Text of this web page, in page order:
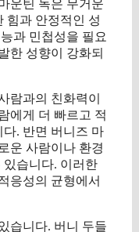
운틴 독은 무거운
힘과 안정적인 성
과 민첩성을 필요
한 성향이 강화되
람과의 친화력이
에게 더 빠르고 적
. 반면 버니즈 마
운 사람이나 환경
있습니다. 이러한
응성의 균형에서
습니다. 버니 두들